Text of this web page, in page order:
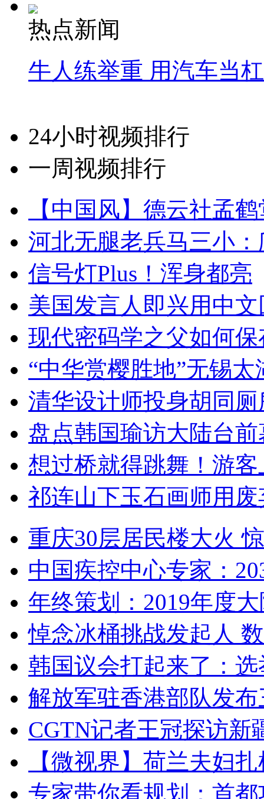
热点新闻
牛人练举重 用汽车当
24小时视频排行
一周视频排行
【中国风】德云社孟
河北无腿老兵马三小
信号灯Plus！浑身都亮
美国发言人即兴用中
现代密码学之父如何
“中华赏樱胜地”无锡
清华设计师投身胡同
盘点韩国瑜访大陆台
想过桥就得跳舞！游客
祁连山下玉石画师用
重庆30层居民楼大火
中国疾控中心专家：
年终策划：2019年度
悼念冰桶挑战发起人
韩国议会打起来了：
解放军驻香港部队发
CGTN记者王冠探访新
【微视界】荷兰夫妇
专家带你看规划：首